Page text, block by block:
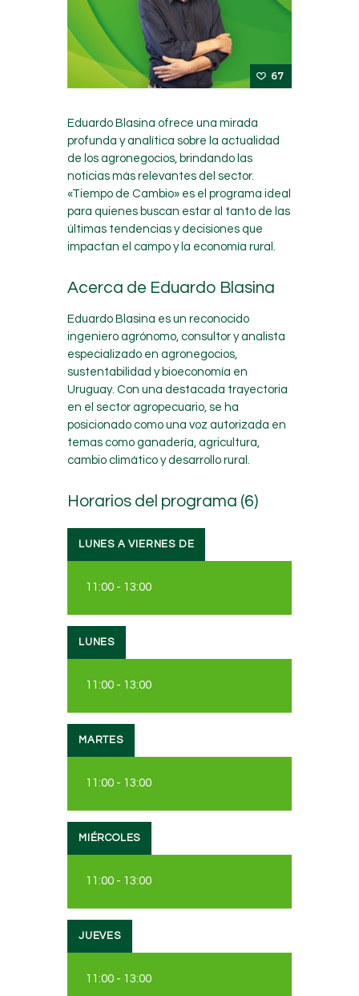
67
Eduardo Blasina ofrece una mirada
profunda y analítica sobre la actualidad
de los agronegocios, brindando las
noticias más relevantes del sector.
«Tiempo de Cambio» es el programa ideal
para quienes buscan estar al tanto de las
últimas tendencias y decisiones que
impactan el campo y la economía rural.
Acerca de Eduardo Blasina
Eduardo Blasina es un reconocido
ingeniero agrónomo, consultor y analista
especializado en agronegocios,
sustentabilidad y bioeconomía en
Uruguay. Con una destacada trayectoria
en el sector agropecuario, se ha
posicionado como una voz autorizada en
temas como ganadería, agricultura,
cambio climático y desarrollo rural.
Horarios del programa (6)
LUNES A VIERNES DE
11:00- 13:00
LUNES
11:00- 13:00
MARTES
11:00- 13:00
MIÉRCOLES
11:00- 13:00
JUEVES
11:00- 13:00